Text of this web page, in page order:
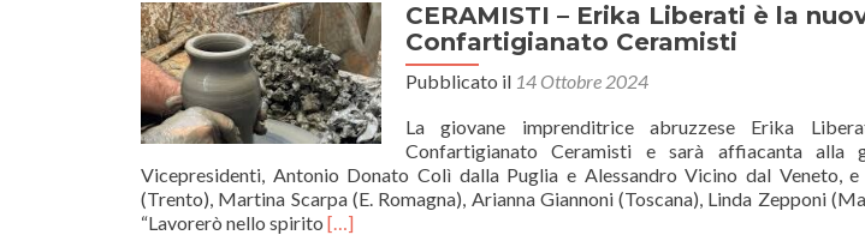
CERAMISTI – Erika Liberati è la
Confartigianato Ceramisti
Pubblicato il 14 Ottobre 2024
La giovane imprenditrice abruzzese Erika
Confartigianato Ceramisti e sarà affiacanta alla
Vicepresidenti, Antonio Donato Colì dalla Puglia e Alessandro Vicino dal Veneto,
(Trento), Martina Scarpa (E. Romagna), Arianna Giannoni (Toscana), Linda Zepponi
“Lavorerò nello spirito Leggi
[…]